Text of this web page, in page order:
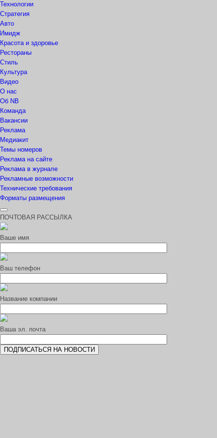
Технологии
Стратегия
Авто
Имидж
Красота и здоровье
Рестораны
Стиль
Культура
Видео
О нас
Об NB
Команда
Вакансии
Реклама
Медиакит
Темы номеров
Реклама на сайте
Реклама в журнале
Рекламные возможности
Технические требования
Форматы размещения
ПОЧТОВАЯ РАССЫЛКА
Ваше имя
Ваш телефон
Название компании
Ваша эл. почта